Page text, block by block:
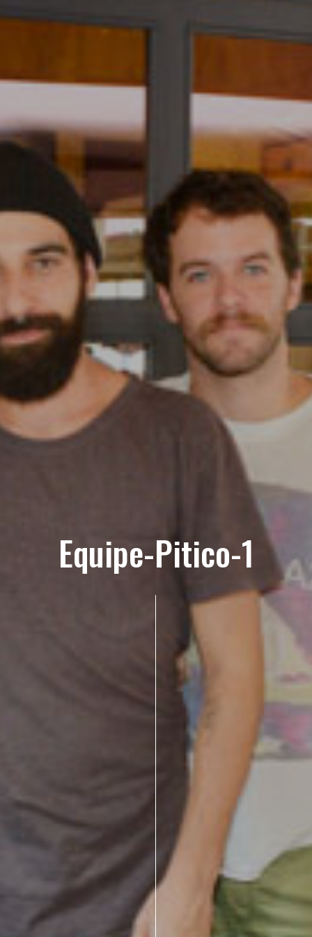
Equipe-Pitico-1